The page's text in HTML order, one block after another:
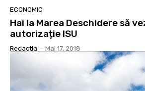
ECONOMIC
Hai la Marea Deschidere să
autorizație ISU
Redactia - Mai 17, 2018